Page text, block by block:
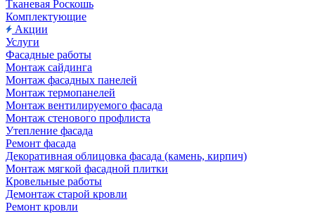
Тканевая Роскошь
Комплектующие
Акции
Услуги
Фасадные работы
Монтаж сайдинга
Монтаж фасадных панелей
Монтаж термопанелей
Монтаж вентилируемого фасада
Монтаж стенового профлиста
Утепление фасада
Ремонт фасада
Декоративная облицовка фасада (камень, кирпич)
Монтаж мягкой фасадной плитки
Кровельные работы
Демонтаж старой кровли
Ремонт кровли